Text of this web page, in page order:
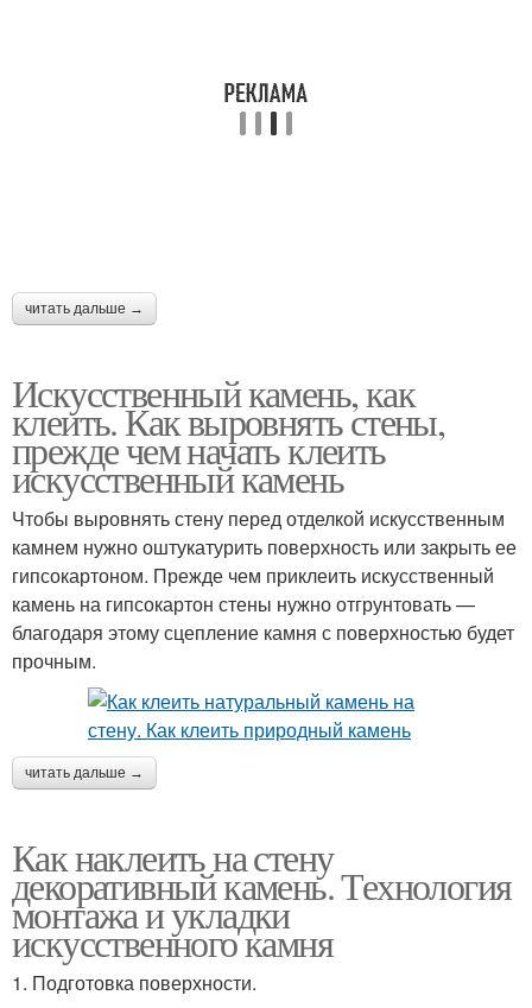
Декоративное покрытие
Камень для внутренних
Натуральный камень
Камень в домашних
Природный камень Камень на стены
Облицовочный камень Руки под камень
Штукатурки под камень Отделка под камень
Штукатурка под
природный камень
читать дальше →
Искусственный камень, как
клеить. Как выровнять стены,
прежде чем начать клеить
искусственный камень
Чтобы выровнять стену перед отделкой искусственным
камнем нужно оштукатурить поверхность или закрыть ее
гипсокартоном. Прежде чем приклеить искусственный
камень на гипсокартон стены нужно отгрунтовать —
благодаря этому сцепление камня с поверхностью будет
прочным.
читать дальше →
Как наклеить на стену
декоративный камень. Технология
монтажа и укладки
искусственного камня
1. Подготовка поверхности.